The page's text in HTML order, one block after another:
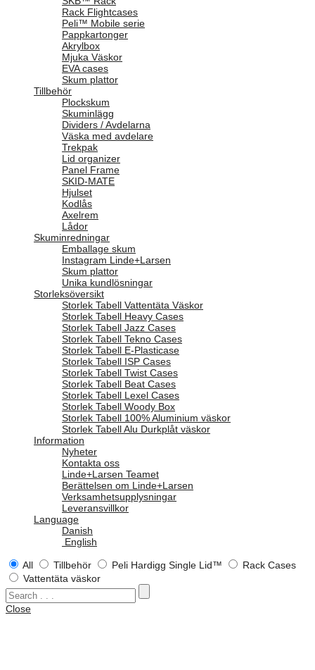
Rack Flightcases
Peli™ Mobile serie
Pappkartonger
Akrylbox
Mjuka Väskor
EVA cases
Skum plattor
Tillbehör
Plockskum
Skuminlägg
Dividers / Avdelarna
Väska med avdelare
Trekpak
Lid organizer
Panel Frame
SKID-MATE
Hjulset
Kodlås
Axelrem
Lådor
Skuminredningar
Emballage skum
Instagram Linde+Larsen
Skum plattor
Unika kundlösningar
Storleksöversikt
Storlek Tabell Vattentäta Väskor
Storlek Tabell Heavy Cases
Storlek Tabell Jazz Cases
Storlek Tabell Tekno Cases
Storlek Tabell E-Plasticase
Storlek Tabell ISP Cases
Storlek Tabell Twist Cases
Storlek Tabell Beat Cases
Storlek Tabell Lexel Cases
Storlek Tabell Woody Box
Storlek Tabell 100% Aluminium väskor
Storlek Tabell Alu Durkplåt väskor
Information
Nyheter
Kontakta oss
Linde+Larsen Teamet
Berättelsen om Linde+Larsen
Verksamhetsupplysningar
Leveransvillkor
Language
Danish
English
All Tillbehör Peli Hardigg Single Lid™
Rack Cases
Vattentäta väskor
Close